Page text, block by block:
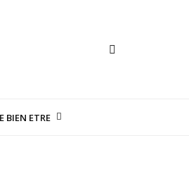
BIEN ETRE